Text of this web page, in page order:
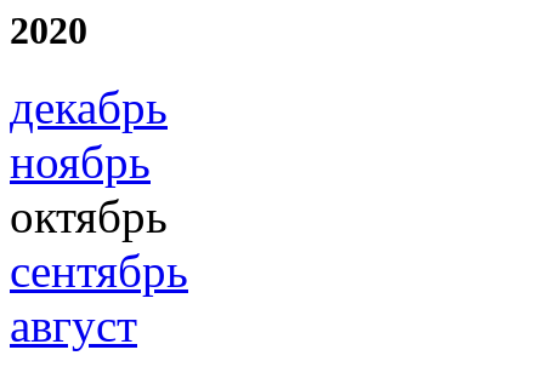
2020
декабрь
ноябрь
октябрь
сентябрь
август